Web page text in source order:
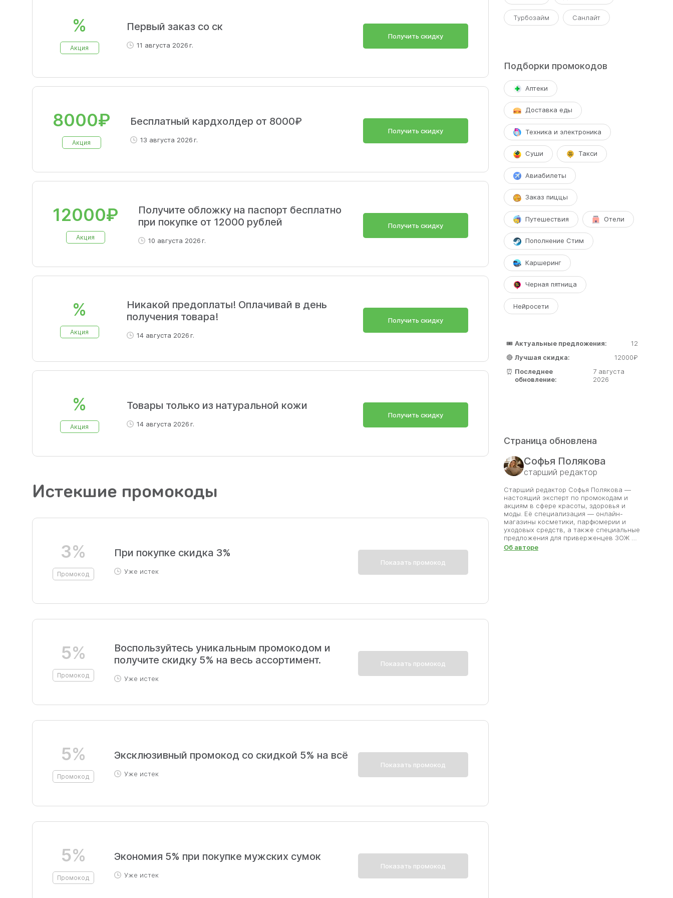
%
Акция
Первый заказ со ск
11 августа 2026 г.
Получить скидку
8000₽
Акция
Бесплатный кардхолдер от 8000₽
13 августа 2026 г.
Получить скидку
12000₽
Акция
Получите обложку на паспорт бесплатно
при покупке от 12000 рублей
10 августа 2026 г.
Получить скидку
%
Акция
Никакой предоплаты! Оплачивай в день
получения товара!
14 августа 2026 г.
Получить скидку
%
Акция
Товары только из натуральной кожи
14 августа 2026 г.
Получить скидку
Истекшие промокоды
3%
Промокод
При покупке скидка 3%
Уже истек
Показать промокод
5%
Промокод
Воспользуйтесь уникальным промокодом и
получите скидку 5% на весь ассортимент.
Уже истек
Показать промокод
5%
Промокод
Эксклюзивный промокод со скидкой 5% на всё
Уже истек
Показать промокод
5%
Промокод
Экономия 5% при покупке мужских сумок
Уже истек
Показать промокод
Турбозайм Санлайт
Подборки промокодов
Аптеки
Доставка еды
Техника и электроника
Суши Такси
Авиабилеты
Заказ пиццы
Путешествия Отели
Пополнение Стим
Каршеринг
Черная пятница
Нейросети
🎟️ Актуальные предложения:
12
🔴 Лучшая скидка:
12000₽
⏰ Последнее
обновление:
7 августа
2026
Страница обновлена
Софья Полякова
cтарший редактор
Старший редактор Софья Полякова —
настоящий эксперт по промокодам и
акциям в сфере красоты, здоровья и
моды. Её специализация — онлайн-
магазины косметики, парфюмерии и
уходовых средств, а также специальные
предложения для приверженцев ЗОЖ и
модников. Софья тщательно проверяет
каждое предложение: от промокодов на
Об авторе